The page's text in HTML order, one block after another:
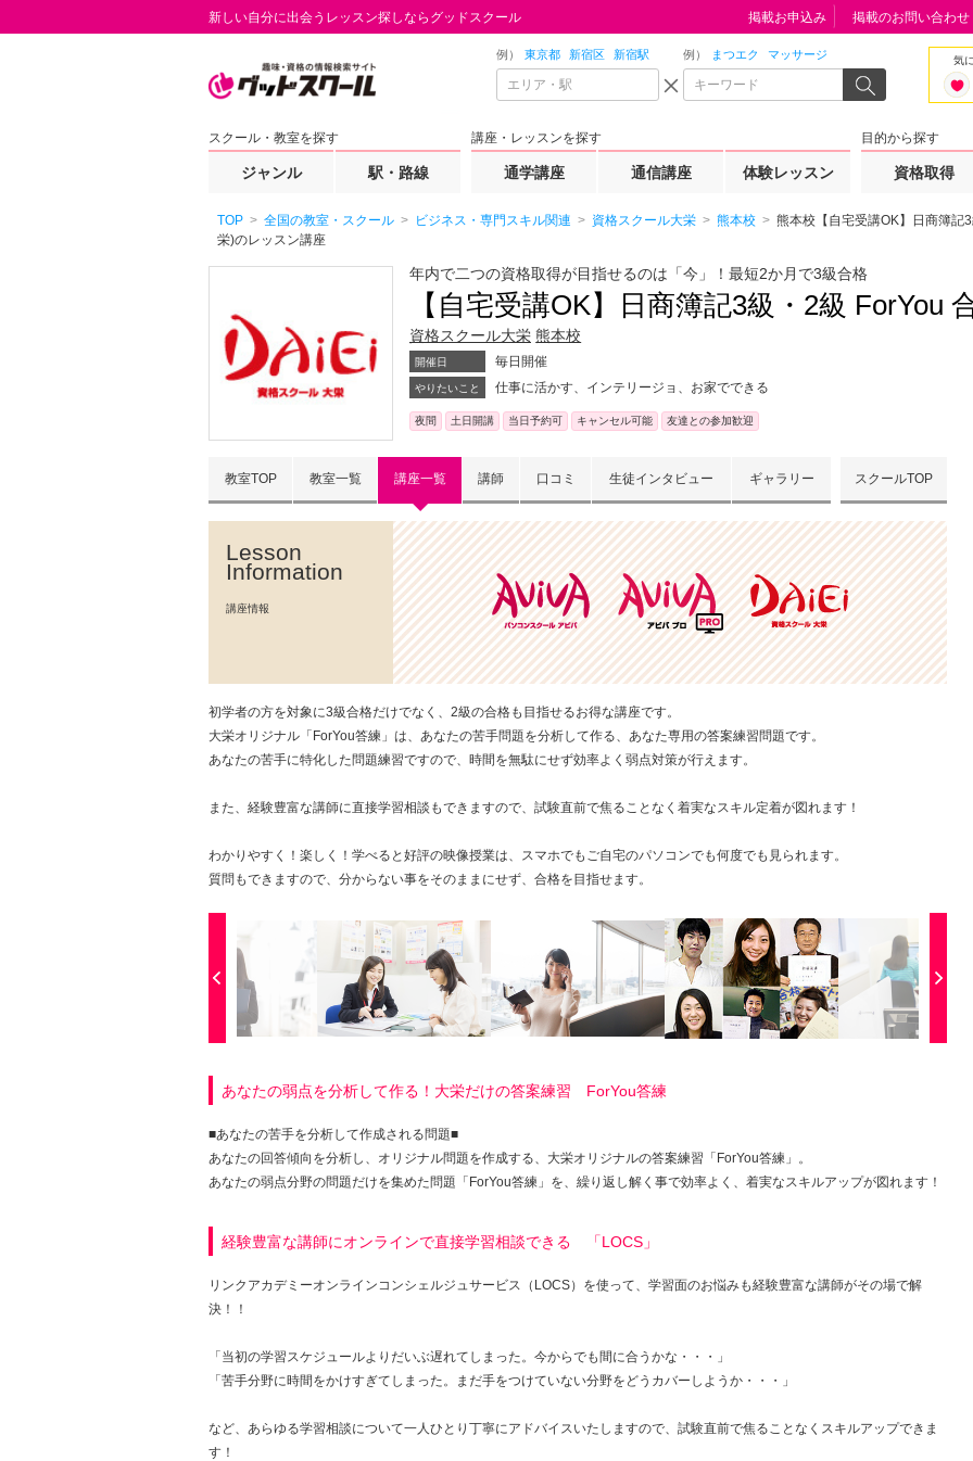
新しい自分に出会うレッスン探しならグッドスクール
例） 東京都 新宿区 新宿駅 例） まつエク マッサージ 気
スクール・教室を探す
ジャンル 駅・路線
講座・レッスンを探す
通学講座 通信講座 体験レッスン
目的から探す
資格取得
掲載お申込み 掲載のお問い合わせ
TOP 全国の教室・スクール ビジネス・専門スキル関連 資格スクール大栄 熊本校
熊本校【自宅受講OK】日商簿記
栄)のレッスン講座
年内で二つの資格取得が目指せるのは「今」！最短2か月で3級合格
【自宅受講OK】日商簿記3級・2級 ForYou
資格スクール大栄 熊本校
開催日 毎日開催
やりたいこと 仕事に活かす、インテリージョ、お家でできる
夜間 土日開講 当日予約可 キャンセル可能 友達との参加歓迎
教室TOP 教室一覧 講座一覧 講師 口コミ 生徒インタビュー ギャラリー スクールTOP
Lesson
Information
講座情報
初学者の方を対象に3級合格だけでなく、2級の合格も目指せるお得な講座です。
大栄オリジナル「ForYou答練」は、あなたの苦手問題を分析して作る、あなた専用の答案練習問題です。
あなたの苦手に特化した問題練習ですので、時間を無駄にせず効率よく弱点対策が行えます。
また、経験豊富な講師に直接学習相談もできますので、試験直前で焦ることなく着実なスキル定着が図れます！
わかりやすく！楽しく！学べると好評の映像授業は、スマホでもご自宅のパソコンでも何度でも見られます。
質問もできますので、分からない事をそのままにせず、合格を目指せます。
あなたの弱点を分析して作る！大栄だけの答案練習 ForYou答練
■あなたの苦手を分析して作成される問題■
あなたの回答傾向を分析し、オリジナル問題を作成する、大栄オリジナルの答案練習「ForYou答練」。
あなたの弱点分野の問題だけを集めた問題「ForYou答練」を、繰り返し解く事で効率よく、着実なスキルアップが図れます！
経験豊富な講師にオンラインで直接学習相談できる 「LOCS」
リンクアカデミーオンラインコンシェルジュサービス（LOCS）を使って、学習面のお悩みも経験豊富な講師がその場で解
決！！
「当初の学習スケジュールよりだいぶ遅れてしまった。今からでも間に合うかな・・・」
「苦手分野に時間をかけすぎてしまった。まだ手をつけていない分野をどうカバーしようか・・・」
など、あらゆる学習相談について一人ひとり丁寧にアドバイスいたしますので、試験直前で焦ることなくスキルアップできま
す！